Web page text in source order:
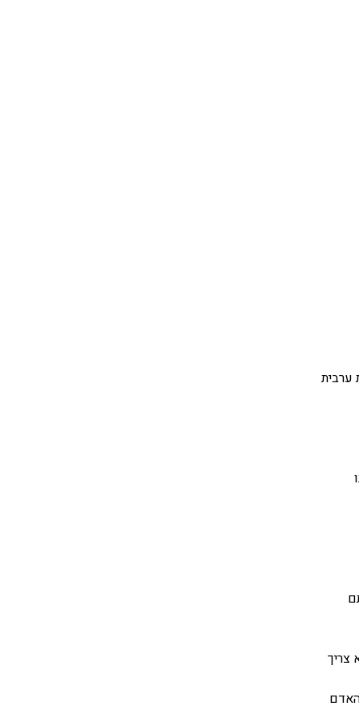
ערבית
צריך